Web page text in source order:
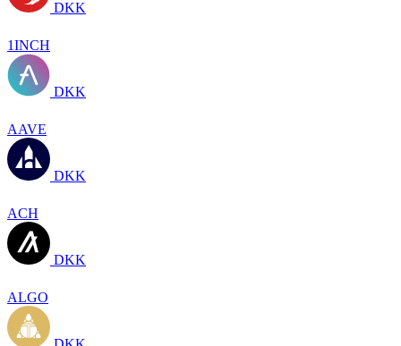
DKK
1INCH
DKK
AAVE
DKK
ACH
DKK
ALGO